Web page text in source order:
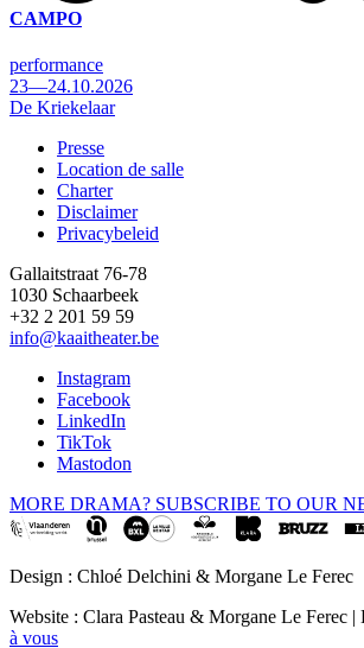
CAMPO
performance
23—24.10.2026
De Kriekelaar
Footer
Presse
Location de salle
Charter
Disclaimer
Privacybeleid
Gallaitstraat 76-78
1030 Schaarbeek
+32 2 201 59 59
info@kaaitheater.be
Instagram
Facebook
LinkedIn
TikTok
Mastodon
MORE DRAMA? SUBSCRIBE TO OUR
Design : Chloé Delchini & Morgane Le Ferec
Website : Clara Pasteau & Morgane Le Ferec |
à vous